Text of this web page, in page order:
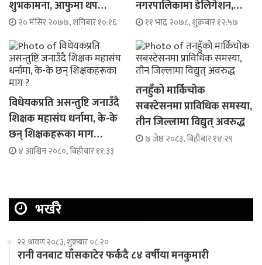
शुभकामना, आफुमा थप…
२० मंसिर २०७७, शनिबार १०:१६
नगरपालिकामा डेलिगेशन,…
११ भाद्र २०७८, शुक्रबार १२:५७
विधेयकप्रति असन्तुष्टि जनाउँदै
शिक्षक महासंघ धर्नामा, के-के
छन् शिक्षकहरूका माग…
४ आश्विन २०८०, बिहीबार ११:३३
तनहुँको मार्किचोक
सबस्टेसनमा प्राविधिक समस्या,
तीन जिल्लामा विद्युत् अवरुद्ध
७ जेष्ठ २०८३, बिहीबार १४:२९
भर्खरै
२२ श्रावण २०८३, शुक्रबार ०८:२०
रानी वनबाट घाँसकाटेर फर्कदै ८४ वर्षीया मनकुमारी